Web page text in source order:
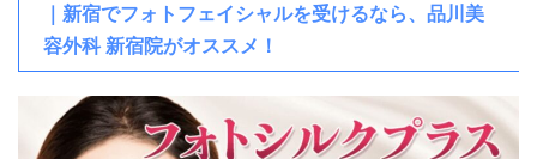
｜新宿でフォトフェイシャルを受けるなら、品川美
容外科 新宿院がオススメ！